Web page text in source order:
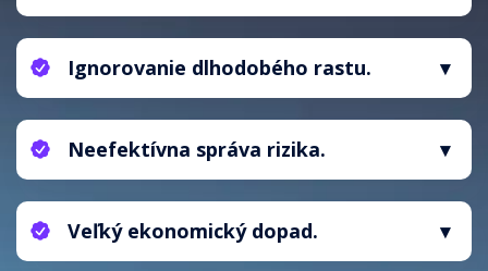
investovania riadeného AI môžu investori robiť
zlé rozhodnutia, čím zvyšujú riziko finančných
Ignorovanie dlhodobého rastu.
bez náhľadu do AI-poháňaných poznatkov
môže obetovať udržateľné, dlhodobé
Neefektívna správa rizika.
viesť k vysoko rizikovým finančným aktivitám
bez účinných stratégií, čo môže zvýšiť
Veľký ekonomický dopad.